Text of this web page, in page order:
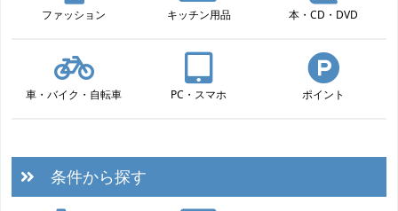
ファッション キッチン用品 本・CD・DVD
車・バイク・自転車 PC・スマホ ポイント
条件から探す